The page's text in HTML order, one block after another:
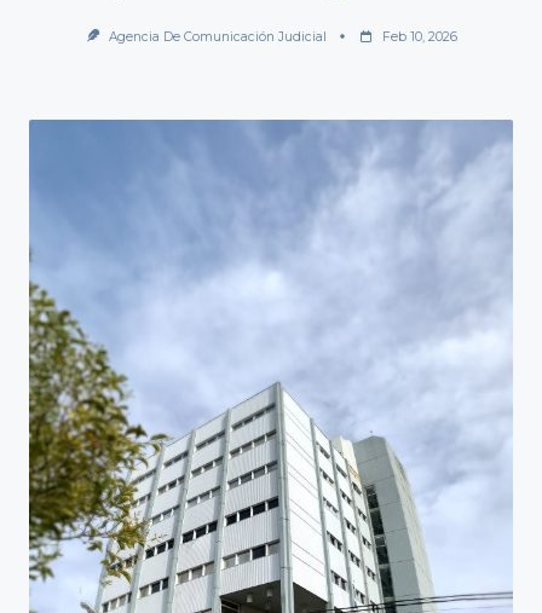
Agencia De Comunicación Judicial Feb 10, 2026